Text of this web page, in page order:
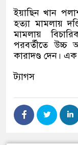
ইয়াছিন খান
হত্যা মামলায়
মামলায়
পরবর্তীতে উচ্চ
কারাদণ্ড দেন।
ট্যাগস